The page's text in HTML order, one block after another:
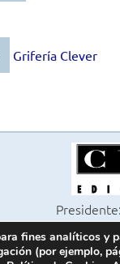
Grifería Clever
©2026
fines analíticos y
(por ejemplo,